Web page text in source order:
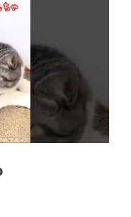
選 #猫のいる暮
#ねこ #笑ったら負け